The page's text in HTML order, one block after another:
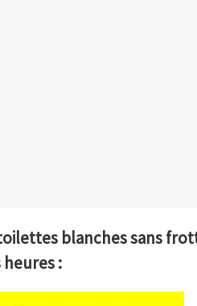
blanches sans
heures :